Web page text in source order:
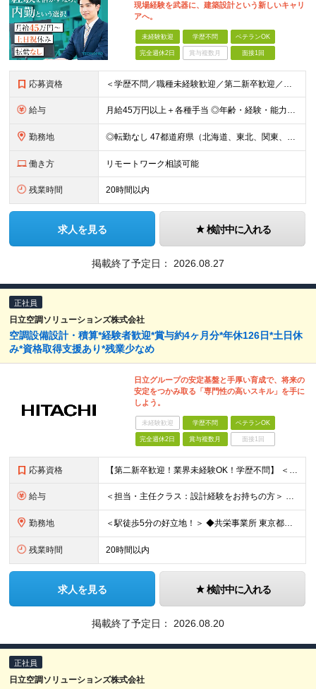
現場経験を武器に、建築設計という新しいキャリ
アへ。
未経験歓迎 学歴不問 ベテランOK
完全週休2日 賞与複数月 面接1回
応募資格 ＜学歴不問／職種未経験歓迎／第二新卒歓迎／ブランクOK＞ ■建設業界での実務経験をお持ちの方 └年数・分野・職種はいっさい不問！ ◆設計職が初めての方も歓迎！ ◆施工管理など、現場経験を活かしてキ
給与 月給45万円以上＋各種手当 ◎年齢・経験・能力・適性を考慮して、支給額を決定します。 ◎残業代は1分単位で100％支給。頑張った分はきちんと収入に還元します！ ＼充実の各種手当／ ■交通費全額支給
勤務地 ◎転勤なし 47都道府県（北海道、東北、関東、北陸・甲信越、関西、東海、中国、四国、九州、沖縄）の各プロジェクト先 ◇本人の希望を伴わない転居はなく、転勤もありません。 ◇勤務地はご希望を最大限考
働き方 リモートワーク相談可能
残業時間 20時間以内
求人を見る 検討中に入れる
掲載終了予定日： 2026.08.27
正社員
日立空調ソリューションズ株式会社
空調設備設計・積算*経験者歓迎*賞与約4ヶ月分*年休126日*土日休
み*資格取得支援あり*残業少なめ
日立グループの安定基盤と手厚い育成で、将来の
安定をつかみ取る「専門性の高いスキル」を手に
しよう。
未経験歓迎 学歴不問 ベテランOK
完全週休2日 賞与複数月 面接1回
応募資格 【第二新卒歓迎！業界未経験OK！学歴不問】 ＜必須条件＞ ●Word、Excel等の基本的なPCスキル、普通自動車免許(AT限定可) ●何らかの設計・作図・積算経験をお持ちの方 ★「CADオペレータ
給与 ＜担当・主任クラス：設計経験をお持ちの方＞ 年収：340万円～600万円＋時間外手当＋諸手当 月給：21万円～38万円＋諸手当 ※経験・スキルにより優遇 ※残業代は別途支給します ※賞与：年2回（昨年
勤務地 ＜駅徒歩5分の好立地！＞ ◆共栄事業所 東京都練馬区豊玉北6-15-14 共栄ビル3階 ◆栃木事業所 栃木県宇都宮市下栗1丁目17番1号 ◆大阪事業所 大阪府大阪市中央区久太郎町1丁目4番8号
残業時間 20時間以内
求人を見る 検討中に入れる
掲載終了予定日： 2026.08.20
正社員
日立空調ソリューションズ株式会社